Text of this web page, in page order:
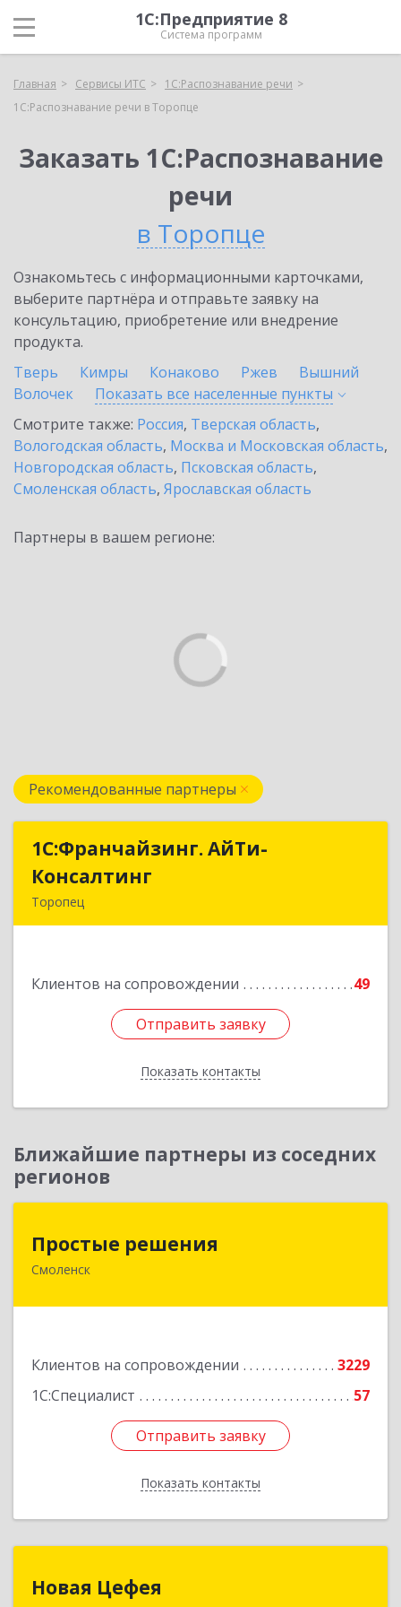
1С:Предприятие 8
Система программ
Главная Сервисы ИТС
1С:Распознавание речи
1С:Распознавание речи в Торопце
Заказать 1С:Распознавание
речи
в Торопце
Ознакомьтесь с информационными карточками,
выберите партнёра и отправьте заявку на
консультацию, приобретение или внедрение
продукта.
Тверь
Кимры Конаково Ржев
Вышний
Волочек
Показать все населенные пункты
Смотрите также: Россия, Тверская область,
Вологодская область, Москва и Московская область,
Новгородская область, Псковская область,
Смоленская область, Ярославская область
Партнеры в вашем регионе:
Рекомендованные партнеры
1С:Франчайзинг. АйТи-
Консалтинг
Торопец
Клиентов на сопровождении 49
Отправить заявку
Показать контакты
1С:Франчайзинг. АйТи-
Подробнее
Отправить заявку
Назад
Ближайшие партнеры из соседних
регионов
Простые решения
Смоленск
Клиентов на сопровождении
3229
1С:Специалист
57
Отправить заявку
Показать контакты
214015, Смоленская обл, Смоленск г, Большая
Отправить заявку
Назад
Новая Цефея